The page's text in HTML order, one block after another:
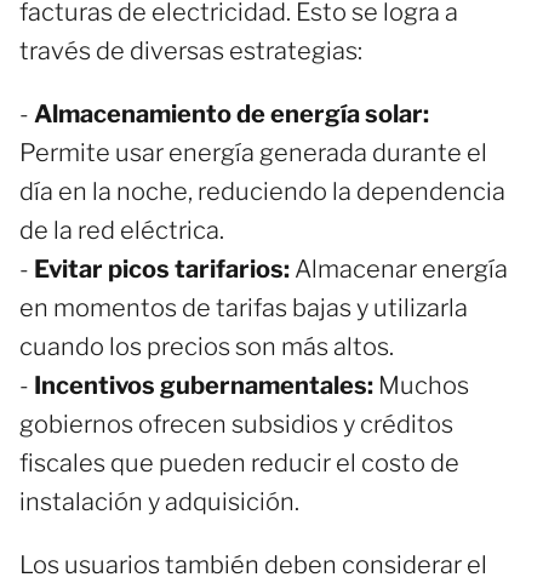
facturas de electricidad. Esto se logra a
través de diversas estrategias:
- Almacenamiento de energía solar:
Permite usar energía generada durante el
día en la noche, reduciendo la dependencia
de la red eléctrica.
- Evitar picos tarifarios: Almacenar energía
en momentos de tarifas bajas y utilizarla
cuando los precios son más altos.
- Incentivos gubernamentales: Muchos
gobiernos ofrecen subsidios y créditos
fiscales que pueden reducir el costo de
instalación y adquisición.
Los usuarios también deben considerar el